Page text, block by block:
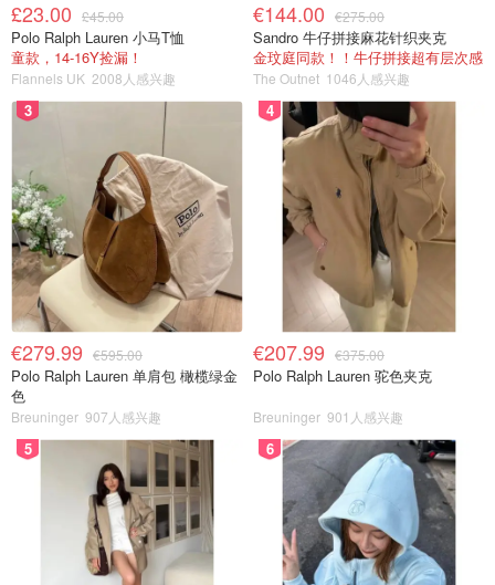
£23.00 £45.00
Polo Ralph Lauren 小马T恤
童款，14-16Y捡漏！
Flannels UK 2008人感兴趣
€144.00 €275.00
Sandro 牛仔拼接麻花针织夹克
金玟庭同款！！牛仔拼接超有层次感
The Outnet 1046人感兴趣
3
€279.99 €595.00
Polo Ralph Lauren 单肩包 橄榄绿金
色
Breuninger 907人感兴趣
4
€207.99 €375.00
Polo Ralph Lauren 驼色夹克
Breuninger 901人感兴趣
5 6